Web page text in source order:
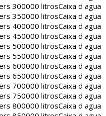
300000 litrosCaixa d agua
350000 litrosCaixa d agua
400000 litrosCaixa d agua
450000 litrosCaixa d agua
500000 litrosCaixa d agua
550000 litrosCaixa d agua
600000 litrosCaixa d agua
650000 litrosCaixa d agua
700000 litrosCaixa d agua
750000 litrosCaixa d agua
800000 litrosCaixa d agua